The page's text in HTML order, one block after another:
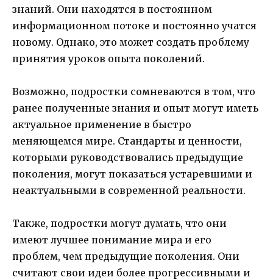
знаний. Они находятся в постоянном
информационном потоке и постоянно учатся
новому. Однако, это может создать проблему
принятия уроков опыта поколений.
Возможно, подростки сомневаются в том, что
ранее полученные знания и опыт могут иметь
актуальное применение в быстро
меняющемся мире. Стандарты и ценности,
которыми руководствовались предыдущие
поколения, могут показаться устаревшими и
неактуальными в современной реальности.
Также, подростки могут думать, что они
имеют лучшее понимание мира и его
проблем, чем предыдущие поколения. Они
считают свои идеи более прогрессивными и